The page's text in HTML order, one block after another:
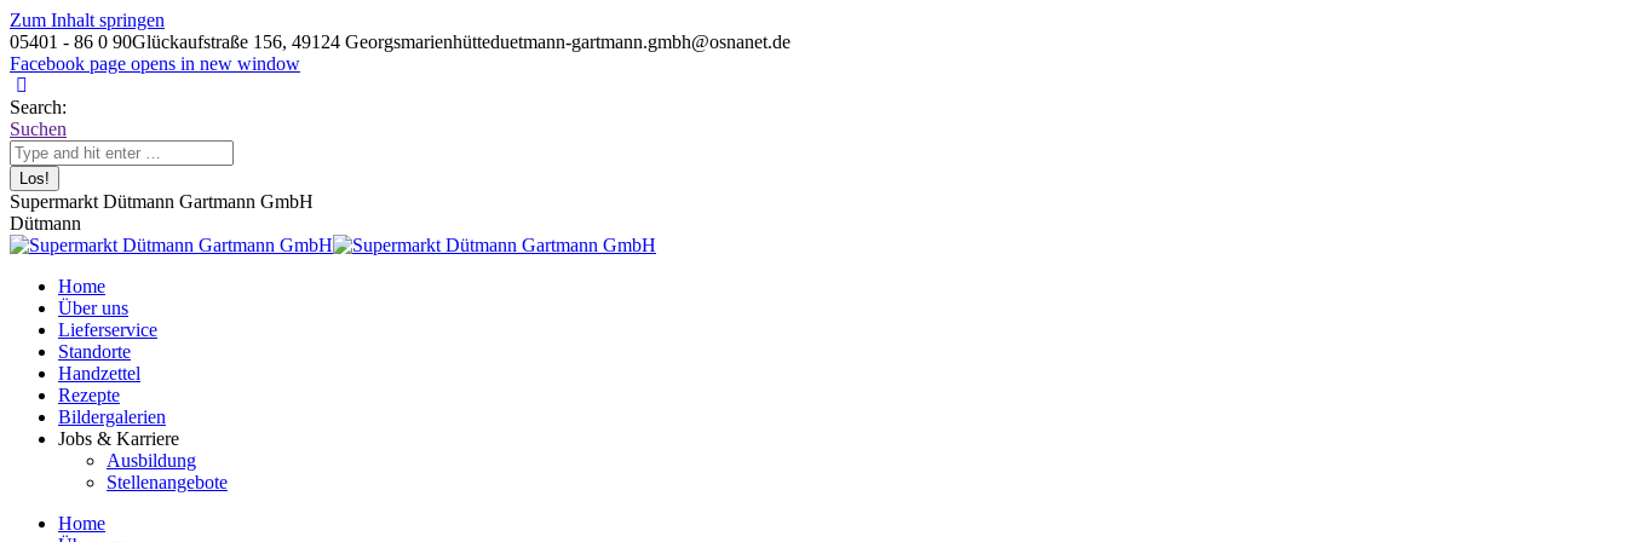
Zum Inhalt springen
05401 - 86 0 90Glückaufstraße 156, 49124 Georgsmarienhütteduetmann-gartmann.gmbh@osnanet.de
Facebook page opens in new window
Search:
Suchen
Supermarkt Dütmann Gartmann GmbH
Dütmann
Home
Über uns
Lieferservice
Standorte
Handzettel
Rezepte
Bildergalerien
Jobs & Karriere
Ausbildung
Stellenangebote
Home